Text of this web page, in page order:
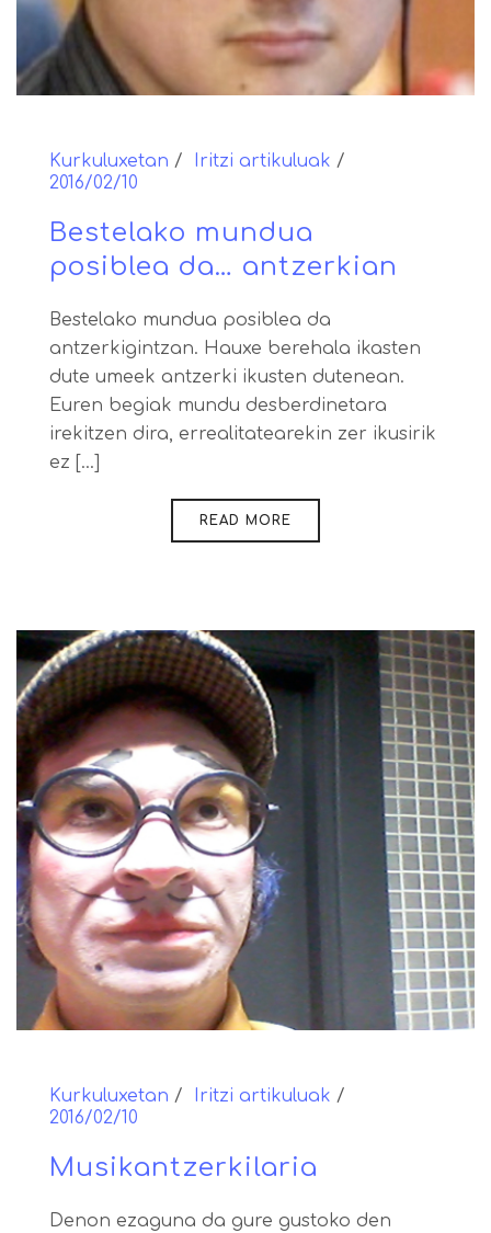
Kurkuluxetan
Iritzi artikuluak
2016/02/10
Bestelako mundua
posiblea da… antzerkian
Bestelako mundua posiblea da
antzerkigintzan. Hauxe berehala ikasten
dute umeek antzerki ikusten dutenean.
Euren begiak mundu desberdinetara
irekitzen dira, errealitatearekin zer ikusirik
ez [...]
READ MORE
Kurkuluxetan
Iritzi artikuluak
2016/02/10
Musikantzerkilaria
Denon ezaguna da gure gustoko den